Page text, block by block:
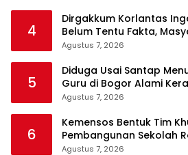
4
Dirgakkum Korlantas
Belum Tentu Fakta,
Waspadai Hoaks
Agustus 7, 2026
5
Diduga Usai Santap
Guru di Bogor Alami
Agustus 7, 2026
6
Kemensos Bentuk Tim
Pembangunan Sekolah
Agustus 7, 2026